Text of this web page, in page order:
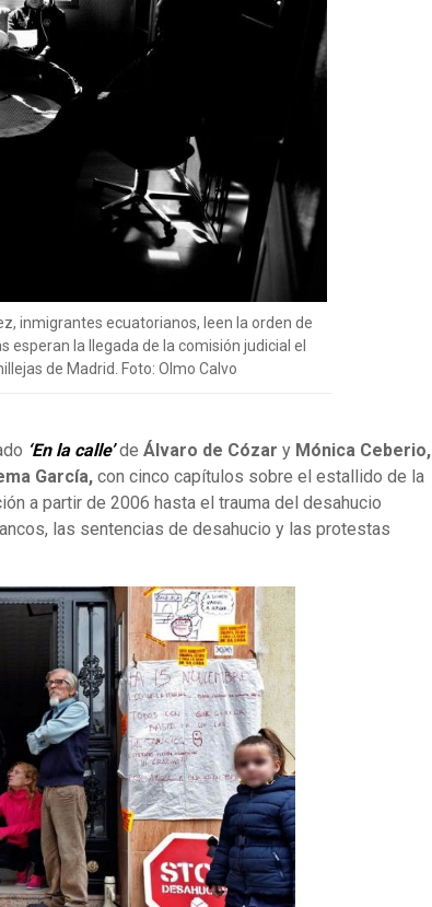
inmigrantes ecuatorianos, leen la orden de
esperan la llegada de la comisión judicial el
de Madrid. Foto: Olmo Calvo
‘En la calle’de Álvaro de Cózar y Mónica Ceberio,
García, con cinco capítulos sobre el estallido de la
a partir de 2006 hasta el trauma del desahucio
las sentencias de desahucio y las protestas